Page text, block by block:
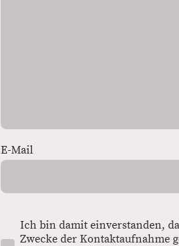
E-Mail
Ich bin damit einverstanden,
Zwecke der Kontaktaufnahme